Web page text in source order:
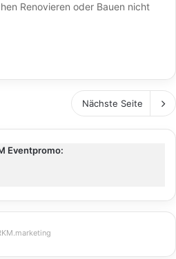
Renovieren oder Bauen nicht
Nächste Seite
Eventpromo: